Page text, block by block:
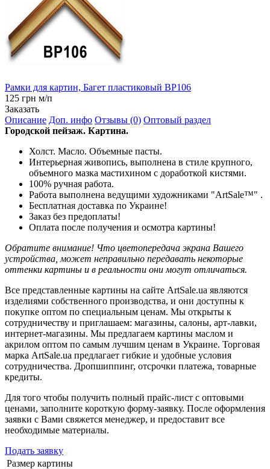
Рамки для картин, Багет пластиковый BP106
125 грн м/п
Заказать
Описание Доп. инфо Отзывы (0) Оптовый раздел
Городской пейзаж. Картина.
Холст. Масло. Объемные пасты.
Интерьерная живопись, выполнена в стиле крупного,
объемного мазка мастихином с доработкой кистями.
100% ручная работа.
Работа выполнена ведущими художниками "ArtSale™" .
Бесплатная доставка по Украине!
Заказ без предоплаты!
Оплата после получения и осмотра картины!
Обратите внимание! Что цветопередача экрана Вашего
устройства, может неправильно передавать некоторые
оттенки картины и в реальности они могут отличаться.
Все представленные картины на сайте ArtSale.ua являются
изделиями собственного производства, и они доступны к
покупке оптом по специальным ценам. Мы открыты к
сотрудничеству и приглашаем: магазины, салоны, арт-лавки,
интернет-магазины. Мы предлагаем картины маслом и
акрилом оптом по самым лучшим ценам в Украине. Торговая
марка ArtSale.ua предлагает гибкие и удобные условия
сотрудничества. Дропшиппинг, отсрочки платежа, товарные
кредиты.
Для того чтобы получить полный прайс-лист с оптовыми
ценами, заполните короткую форму-заявку. После оформления
заявки с Вами свяжется менеджер, и предоставит все
необходимые материалы.
Подать заявку
Размер картины